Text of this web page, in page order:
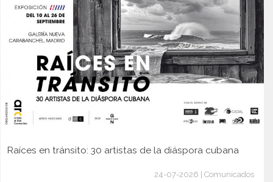
Raíces en tránsito: 30 artistas de la diáspora cubana
24-07-2026 | Comunicados